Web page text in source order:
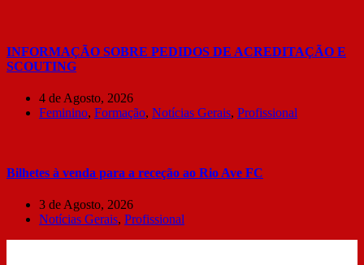
INFORMAÇÃO SOBRE PEDIDOS DE ACREDITAÇÃO E
SCOUTING
4 de Agosto, 2026
Feminino, Formação, Notícias Gerais, Profissional
Bilhetes à venda para a receção ao Rio Ave FC
3 de Agosto, 2026
Notícias Gerais, Profissional